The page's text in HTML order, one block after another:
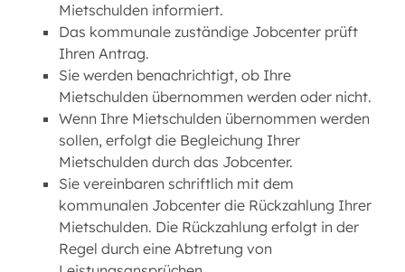
Mietschulden informiert.
Das kommunale zuständige Jobcenter prüft
Ihren Antrag.
Sie werden benachrichtigt, ob Ihre
Mietschulden übernommen werden oder nicht.
Wenn Ihre Mietschulden übernommen werden
sollen, erfolgt die Begleichung Ihrer
Mietschulden durch das Jobcenter.
Sie vereinbaren schriftlich mit dem
kommunalen Jobcenter die Rückzahlung Ihrer
Mietschulden. Die Rückzahlung erfolgt in der
Regel durch eine Abtretung von